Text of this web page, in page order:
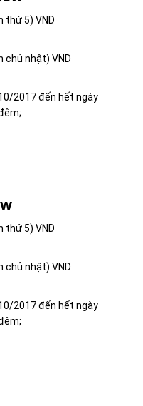
thứ 5) VND
chủ nhật) VND
2017 đến hết ngày
thứ 5) VND
chủ nhật) VND
2017 đến hết ngày